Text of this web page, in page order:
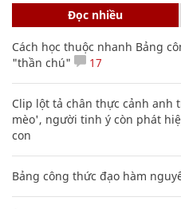
Đọc nhiều
Cách học thuộc nhanh Bảng
"thần chú"
17
Clip lột tả chân thực cảnh anh
mèo', người tinh ý còn phát
con
Bảng công thức đạo hàm